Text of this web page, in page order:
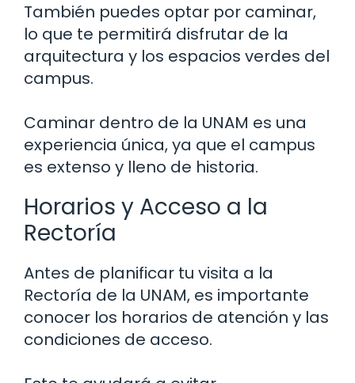
También puedes optar por caminar,
lo que te permitirá disfrutar de la
arquitectura y los espacios verdes del
campus.
Caminar dentro de la UNAM es una
experiencia única, ya que el campus
es extenso y lleno de historia.
Horarios y Acceso a la
Rectoría
Antes de planificar tu visita a la
Rectoría de la UNAM, es importante
conocer los horarios de atención y las
condiciones de acceso.